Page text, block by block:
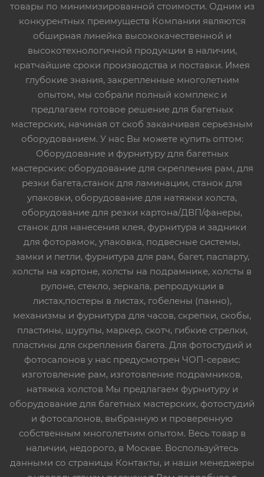
товары по минимизированной стоимости. Одним из
конкурентных преимуществ Компании являются
обширная линейка высококачественной и
высокотехнологичной продукции в наличии,
кратчайшие сроки производства и поставки. Имея
глубокие знания, закрепленные многолетним
опытом, мы собрали полный комплекс и
предлагаем готовое решение для багетных
мастерских, начиная от скоб заканчивая серьезным
оборудованием. У нас Вы можете купить оптом:
Оборудование и фурнитуру для багетных
мастерских: оборудование для скрепления рам, для
резки багета,станок для ламинации, станок для
упаковки, оборудование для натяжки холста,
оборудование для резки картона/ДВП/фанеры,
станок для нанесения клея, фурнитура и задники
для фоторамок, упаковка, подвесные системы,
замки и петли, фурнитура для рам, багет, паспарту,
холсты на картоне, холсты на подрамнике, холсты в
рулоне, стекло, зеркала, репродукции в
листах,постеры в листах, гобелены (панно),
механизмы и фурнитура для часов, скрепки, скобы,
пластины, шурупы, маркер, скотч, гибкие стрелки,
пластины для скрепления багета. Для фотостудий и
фотосалонов у нас предусмотрен ЧОП-сервис:
изготовление рам, изготовление подрамников,
натяжка холстов Мы предлагаем фурнитуру и
оборудование для багетных мастерских, фотостудий
и фотосалонов, выбранную и проверенную
собственным многолетним опытом. Весь товар в
наличии, недорого, в Москве. Воспользуйтесь
данными со страницы Контакты, и наши менеджеры